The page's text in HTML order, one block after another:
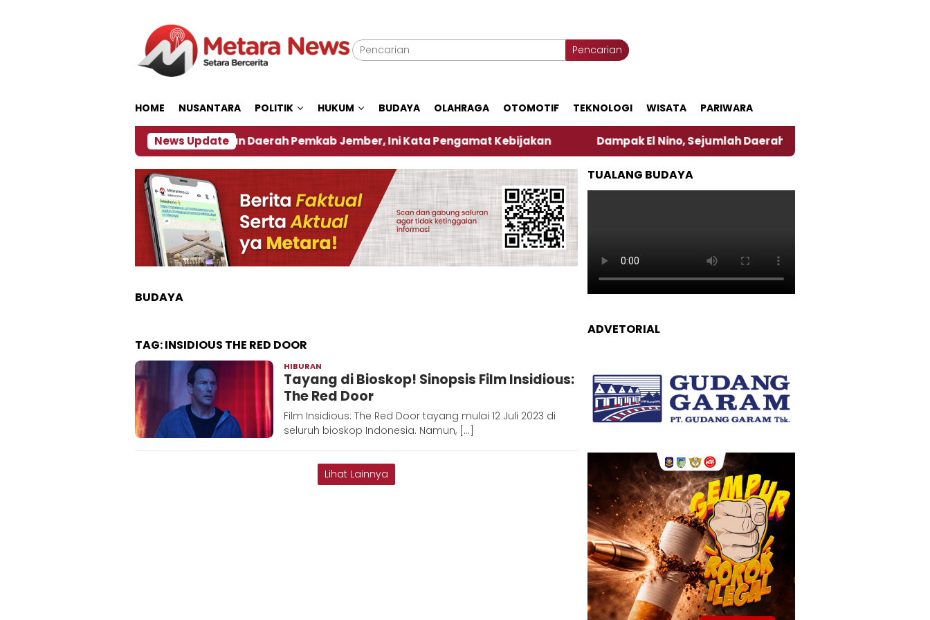
Pencarian
HOME NUSANTARA POLITIK HUKUM BUDAYA OLAHRAGA OTOMOTIF TEKNOLOGI WISATA PARIWARA
News Update
‎Soal Rencana Pinjaman Daerah Pemkab Jember, Ini Kata Pengamat Kebijakan ‎ Dampak El Nino, Sejumlah Daerah di Jember Alami Krisi Air
BUDAYA
TAG:INSIDIOUS THE RED DOOR
HIBURAN
Tayang di Bioskop! Sinopsis Film Insidious:
The Red Door
Film Insidious: The Red Door tayang mulai 12 Juli 2023 di
seluruh bioskop Indonesia. Namun, […]
Lihat Lainnya
TUALANG BUDAYA
ADVETORIAL